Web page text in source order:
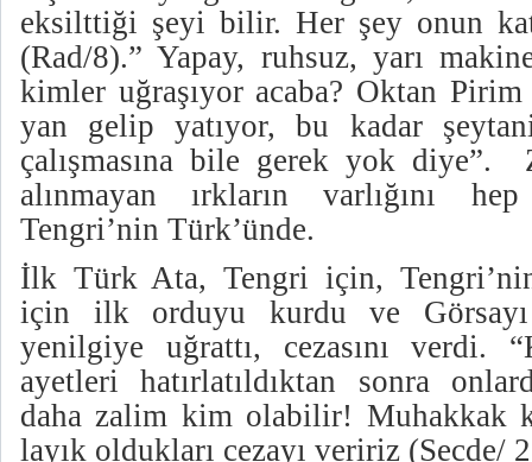
eksilttiği şeyi bilir. Her şey onun
(Rad/8).” Yapay, ruhsuz, yarı
kimler uğraşıyor acaba? Oktan
yan gelip yatıyor, bu kadar
çalışmasına bile gerek yok diye”.
alınmayan ırkların varlığını
Tengri’nin Türk’ünde.
İlk Türk Ata, Tengri için,
için ilk orduyu kurdu ve
yenilgiye uğrattı, cezasını verdi.
ayetleri hatırlatıldıktan sonra
daha zalim kim olabilir! Muhakkak
layık oldukları cezayı veririz (Secde/